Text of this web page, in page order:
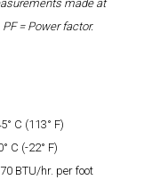
made at
= Power factor.
C (113° F)
C (-22° F)
BTU/hr. per foot